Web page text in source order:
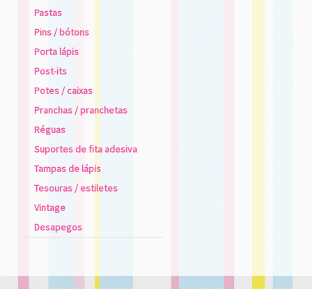
Pastas
Pins / bótons
Porta lápis
Post-its
Potes / caixas
Pranchas / pranchetas
Réguas
Suportes de fita adesiva
Tampas de lápis
Tesouras / estiletes
Vintage
Desapegos